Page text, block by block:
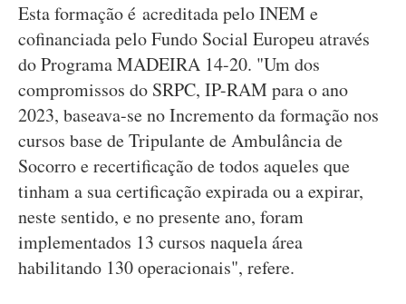
Esta formação é acreditada pelo INEM e
cofinanciada pelo Fundo Social Europeu através
do Programa MADEIRA 14-20. "Um dos
compromissos do SRPC, IP-RAM para o ano
2023, baseava-se no Incremento da formação nos
cursos base de Tripulante de Ambulância de
Socorro e recertificação de todos aqueles que
tinham a sua certificação expirada ou a expirar,
neste sentido, e no presente ano, foram
implementados 13 cursos naquela área
habilitando 130 operacionais", refere.